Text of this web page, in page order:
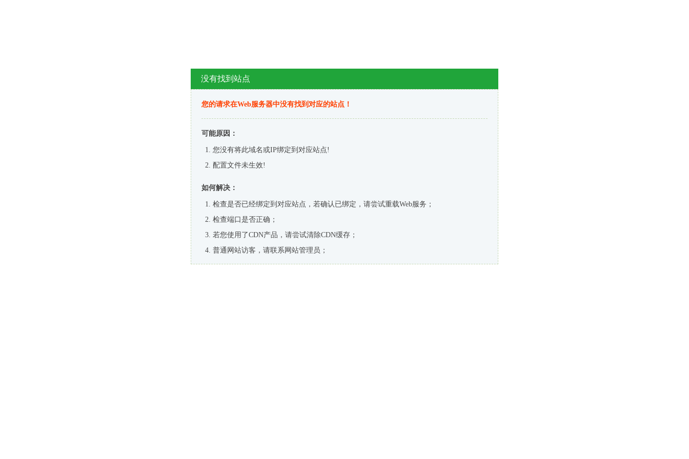
没有找到站点
您的请求在Web服务器中没有找到对应的站点！
可能原因：
您没有将此域名或IP绑定到对应站点!
配置文件未生效!
如何解决：
检查是否已经绑定到对应站点，若确认已绑定，请尝试重载Web服务；
检查端口是否正确；
若您使用了CDN产品，请尝试清除CDN缓存；
普通网站访客，请联系网站管理员；